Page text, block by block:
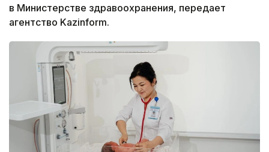
в Министерстве здравоохранения, передает
агентство Kazinform.